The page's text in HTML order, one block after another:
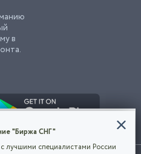
в
чтобы сделать
"Биржа СНГ"
лучшими специалистами России